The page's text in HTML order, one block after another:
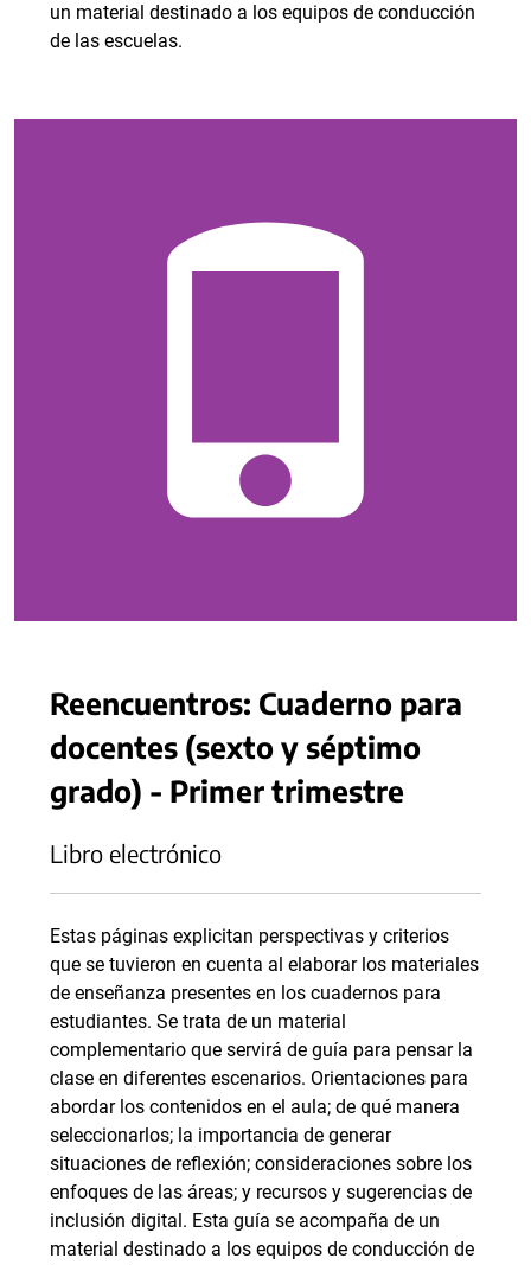
un material destinado a los equipos de conducción
de las escuelas.
Reencuentros: Cuaderno para
docentes (sexto y séptimo
grado) - Primer trimestre
Libro electrónico
Estas páginas explicitan perspectivas y criterios
que se tuvieron en cuenta al elaborar los materiales
de enseñanza presentes en los cuadernos para
estudiantes. Se trata de un material
complementario que servirá de guía para pensar la
clase en diferentes escenarios. Orientaciones para
abordar los contenidos en el aula; de qué manera
seleccionarlos; la importancia de generar
situaciones de reflexión; consideraciones sobre los
enfoques de las áreas; y recursos y sugerencias de
inclusión digital. Esta guía se acompaña de un
material destinado a los equipos de conducción de